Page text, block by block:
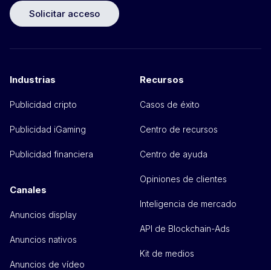
Solicitar acceso
Industrias
Publicidad cripto
Publicidad iGaming
Publicidad financiera
Canales
Anuncios display
Anuncios nativos
Anuncios de vídeo
Recursos
Casos de éxito
Centro de recursos
Centro de ayuda
Opiniones de clientes
Inteligencia de mercado
API de Blockchain-Ads
Kit de medios